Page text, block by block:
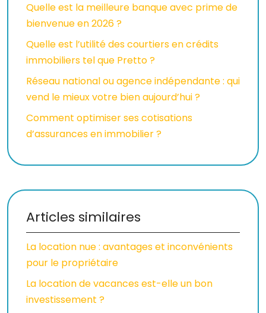
Quelle est la meilleure banque avec prime de
bienvenue en 2026 ?
Quelle est l’utilité des courtiers en crédits
immobiliers tel que Pretto ?
Réseau national ou agence indépendante : qui
vend le mieux votre bien aujourd’hui ?
Comment optimiser ses cotisations
d’assurances en immobilier ?
Articles similaires
La location nue : avantages et inconvénients
pour le propriétaire
La location de vacances est-elle un bon
investissement ?